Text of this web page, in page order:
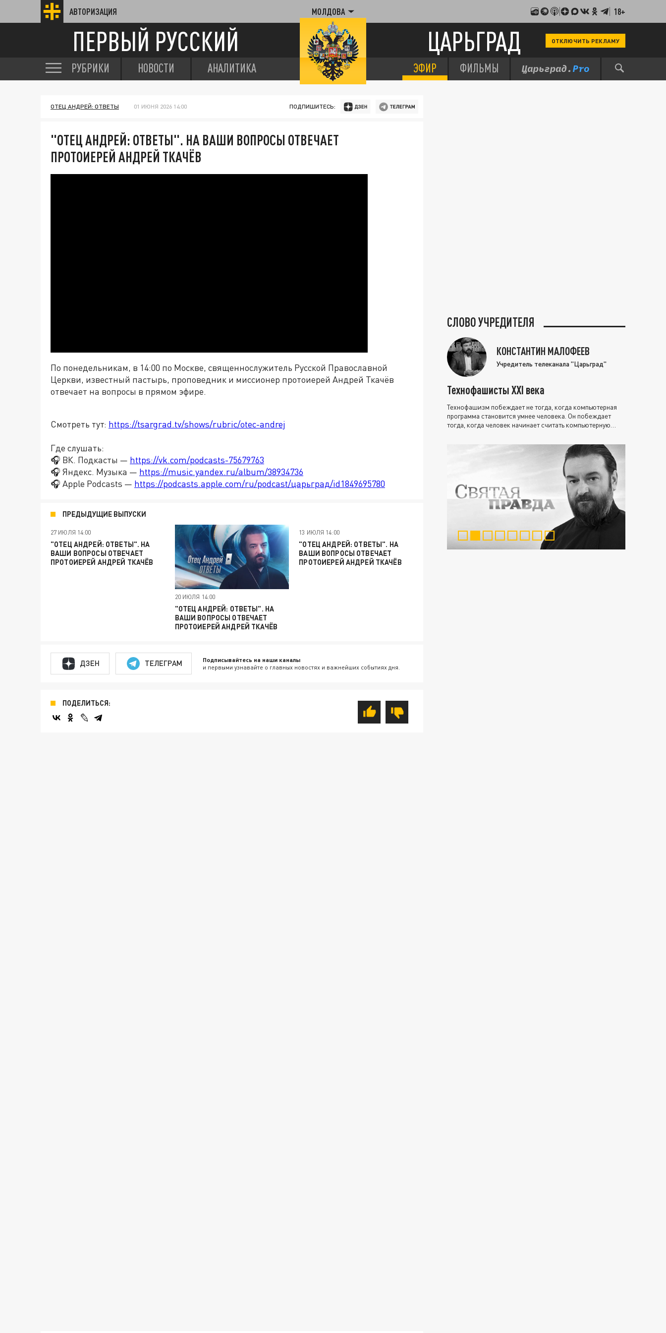
АВТОРИЗАЦИЯ МОЛДОВА 18+
ПЕРВЫЙ РУССКИЙ ЦАРЬГРАД ОТКЛЮЧИТЬ РЕКЛАМУ
РУБРИКИ НОВОСТИ АНАЛИТИКА ЭФИР ФИЛЬМЫ
ОТЕЦ АНДРЕЙ: ОТВЕТЫ 01 ИЮНЯ 2026 14:00 ПОДПИШИТЕСЬ:
"ОТЕЦ АНДРЕЙ: ОТВЕТЫ". НА ВАШИ ВОПРОСЫ ОТВЕЧАЕТ
ПРОТОИЕРЕЙ АНДРЕЙ ТКАЧЁВ
По понедельникам, в 14:00 по Москве, священнослужитель Русской Православной
Церкви, известный пастырь, проповедник и миссионер протоиерей Андрей Ткачёв
отвечает на вопросы в прямом эфире.
Смотреть тут: https://tsargrad.tv/shows/rubric/otec-andrej
Где слушать:
🎧 ВК. Подкасты — https://vk.com/podcasts-75679763
🎧 Яндекс. Музыка — https://music.yandex.ru/album/38934736
🎧 Apple Podcasts — https://podcasts.apple.com/ru/podcast/царьград/id1849695780
ПРЕДЫДУЩИЕ ВЫПУСКИ
27 ИЮЛЯ 14:00
"ОТЕЦ АНДРЕЙ: ОТВЕТЫ". НА
ВАШИ ВОПРОСЫ ОТВЕЧАЕТ
ПРОТОИЕРЕЙ АНДРЕЙ ТКАЧЁВ
20 ИЮЛЯ 14:00
"ОТЕЦ АНДРЕЙ: ОТВЕТЫ". НА
ВАШИ ВОПРОСЫ ОТВЕЧАЕТ
ПРОТОИЕРЕЙ АНДРЕЙ ТКАЧЁВ
13 ИЮЛЯ 14:00
"ОТЕЦ АНДРЕЙ: ОТВЕТЫ". НА
ВАШИ ВОПРОСЫ ОТВЕЧАЕТ
ПРОТОИЕРЕЙ АНДРЕЙ ТКАЧЁВ
ДЗЕН ТЕЛЕГРАМ Подписывайтесь на наши каналы
и первыми узнавайте о главных новостях и важнейших событиях дня.
ПОДЕЛИТЬСЯ:
СЛОВО УЧРЕДИТЕЛЯ
КОНСТАНТИН МАЛОФЕЕВ
Учредитель телеканала "Царьград"
Технофашисты XXI века
Технофашизм побеждает не тогда, когда компьютерная
программа становится умнее человека. Он побеждает
тогда, когда человек начинает считать компьютерную